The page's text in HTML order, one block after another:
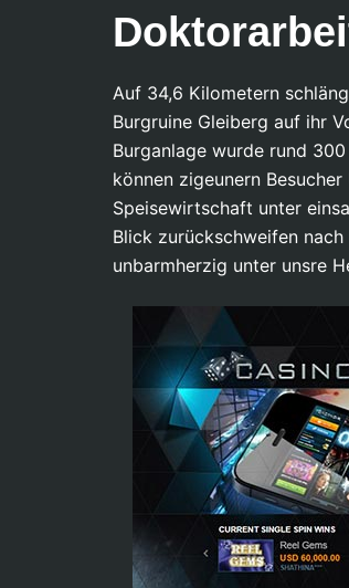
Auf 34,6 Kilometern
Burgruine Gleiberg auf ihr
Burganlage wurde rund
können zigeunern
Speisewirtschaft unter
Blick zurückschweifen
unbarmherzig unter unsre